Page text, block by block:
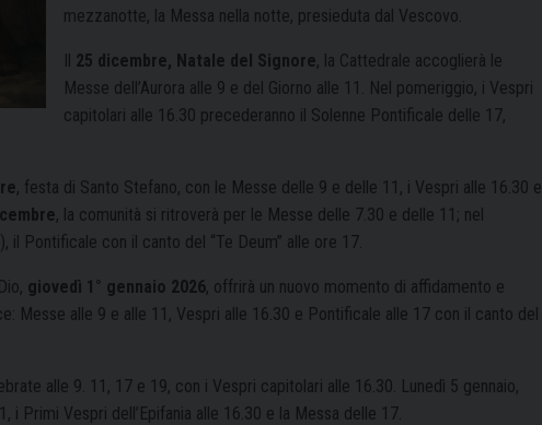
mezzanotte, la Messa nella notte, presieduta dal Vescovo.
Il 25 dicembre, Natale del Signore, la Cattedrale accoglierà le
Messe dell’Aurora alle 9 e del Giorno alle 11. Nel pomeriggio, i Vespri
capitolari alle 16.30 precederanno il Solenne Pontificale delle 17,
, festa di Santo Stefano, con le Messe delle 9 e delle 11, i Vespri alle 16.30 e
, la comunità si ritroverà per le Messe delle 7.30 e delle 11; nel
Pontificale con il canto del “Te Deum” alle ore 17.
giovedì 1° gennaio 2026, offrirà un nuovo momento di affidamento e
Messe alle 9 e alle 11, Vespri alle 16.30 e Pontificale alle 17 con il canto del
alle 9. 11, 17 e 19, con i Vespri capitolari alle 16.30. Lunedì 5 gennaio,
i Primi Vespri dell’Epifania alle 16.30 e la Messa delle 17.